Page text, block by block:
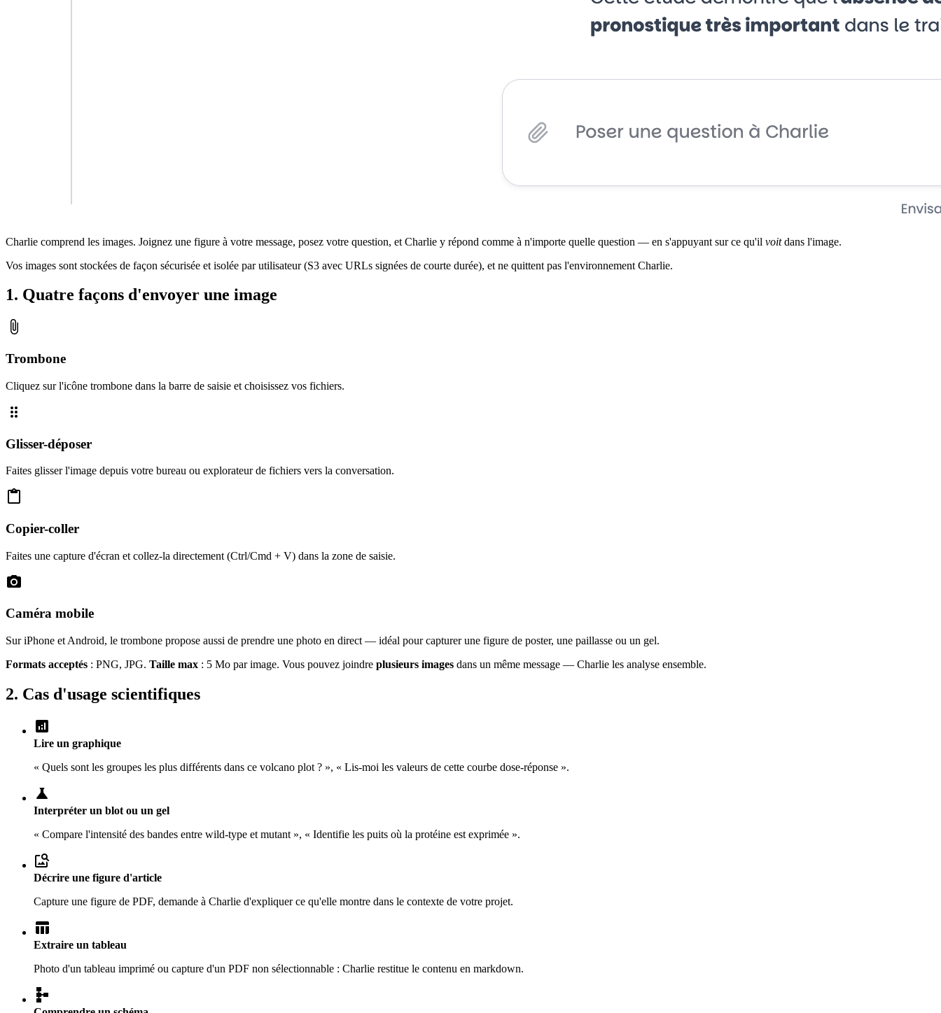
Charlie comprend les images. Joignez une figure à votre message, posez votre question, et Charlie y répond comme à n'importe quelle question — en s'appuyant sur ce qu'il voitdans l'image.
Vos images sont stockées de façon sécurisée et isolée par utilisateur (S3 avec URLs signées de courte durée), et ne quittent pas l'environnement Charlie.
1. Quatre façons d'envoyer une image
attach_file
Trombone
Cliquez sur l'icône trombone dans la barre de saisie et choisissez vos fichiers.
drag_indicator
Glisser-déposer
Faites glisser l'image depuis votre bureau ou explorateur de fichiers vers la conversation.
content_paste
Copier-coller
Faites une capture d'écran et collez-la directement (Ctrl/Cmd + V) dans la zone de saisie.
photo_camera
Caméra mobile
Sur iPhone et Android, le trombone propose aussi de prendre une photo en direct — idéal pour capturer une figure de poster, une paillasse ou un gel.
Formats acceptés : PNG, JPG. Taille max : 5 Mo par image. Vous pouvez joindre plusieurs images dans un même message — Charlie les analyse ensemble.
2. Cas d'usage scientifiques
analytics
Lire un graphique
« Quels sont les groupes les plus différents dans ce volcano plot ? », « Lis-moi les valeurs de cette courbe dose-réponse ».
science
Interpréter un blot ou un gel
« Compare l'intensité des bandes entre wild-type et mutant », « Identifie les puits où la protéine est exprimée ».
image_search
Décrire une figure d'article
Capture une figure de PDF, demande à Charlie d'expliquer ce qu'elle montre dans le contexte de votre projet.
table_chart
Extraire un tableau
Photo d'un tableau imprimé ou capture d'un PDF non sélectionnable : Charlie restitue le contenu en markdown.
schema